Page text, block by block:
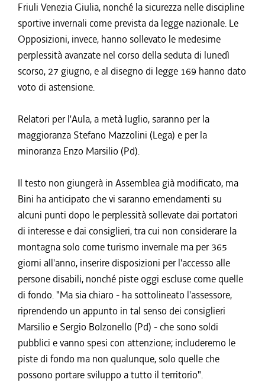
Friuli Venezia Giulia, nonché la sicurezza nelle discipline
sportive invernali come prevista da legge nazionale. Le
Opposizioni, invece, hanno sollevato le medesime
perplessità avanzate nel corso della seduta di lunedì
scorso, 27 giugno, e al disegno di legge 169 hanno dato
voto di astensione.
Relatori per l'Aula, a metà luglio, saranno per la
maggioranza Stefano Mazzolini (Lega) e per la
minoranza Enzo Marsilio (Pd).
Il testo non giungerà in Assemblea già modificato, ma
Bini ha anticipato che vi saranno emendamenti su
alcuni punti dopo le perplessità sollevate dai portatori
di interesse e dai consiglieri, tra cui non considerare la
montagna solo come turismo invernale ma per 365
giorni all'anno, inserire disposizioni per l'accesso alle
persone disabili, nonché piste oggi escluse come quelle
di fondo. "Ma sia chiaro - ha sottolineato l'assessore,
riprendendo un appunto in tal senso dei consiglieri
Marsilio e Sergio Bolzonello (Pd) - che sono soldi
pubblici e vanno spesi con attenzione; includeremo le
piste di fondo ma non qualunque, solo quelle che
possono portare sviluppo a tutto il territorio".